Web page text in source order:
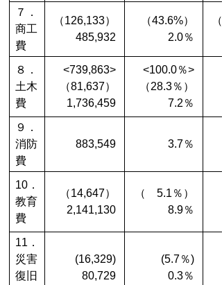
７．
商工
費
（126,133）
485,932
（43.6%）
2.0％
８．
土木
費
<739,863>
（81,637）
1,736,459
<100.0％>
（28.3％）
7.2％
９．
消防
費
883,549 3.7％
10．
教育
費
（14,647）
2,141,130
（ 5.1％）
8.9％
11．
災害
復旧
(16,329)
80,729
(5.7％)
0.3％